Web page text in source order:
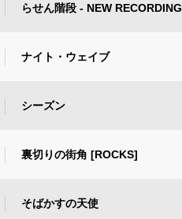
らせん階段 - NEW RECORDING
ナイト・ウェイブ
シーズン
裏切りの街角 [ROCKS]
そばかすの天使